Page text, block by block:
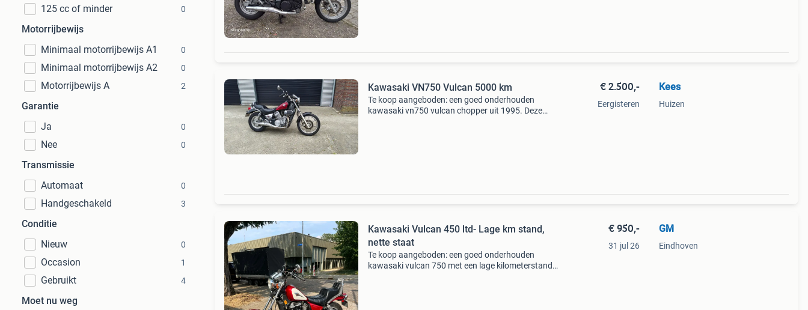
125 cc of minder 0
Motorrijbewijs
Minimaal motorrijbewijs A1
0
Minimaal motorrijbewijs A2 0
Motorrijbewijs A 2
Garantie
Ja
0
Nee 0
Transmissie
Automaat
0
Handgeschakeld 3
Conditie
Nieuw
0
Occasion 1
Gebruikt 4
Moet nu weg
Kawasaki VN750 Vulcan 5000 km
Te koop aangeboden: een goed onderhouden
kawasaki vn750 vulcan chopper uit 1995. Deze
€ 2.500,-
Eergisteren
Kees
Huizen
Kawasaki Vulcan 450 ltd- Lage km stand,
nette staat
Te koop aangeboden: een goed onderhouden
kawasaki vulcan 750 met een lage kilometerstand
€ 950,-
31 jul 26
GM
Eindhoven